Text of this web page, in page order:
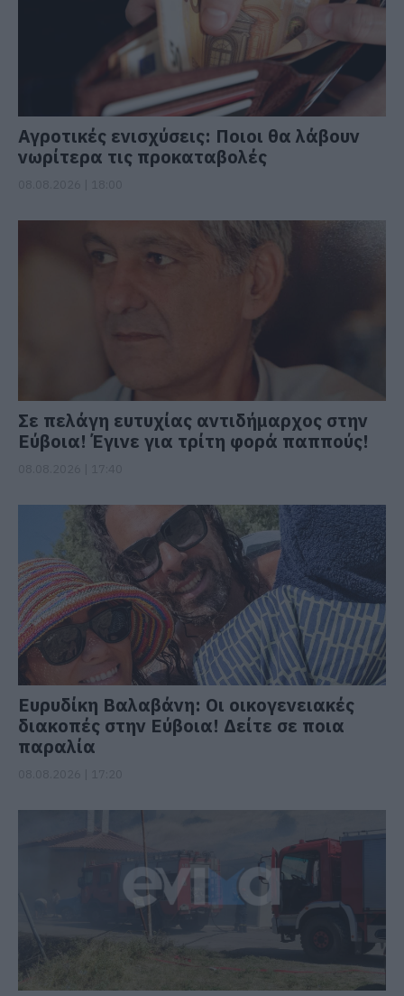
Αγροτικές ενισχύσεις: Ποιοι θα λάβουν
νωρίτερα τις προκαταβολές
Σε πελάγη ευτυχίας αντιδήμαρχος στην
Εύβοια! Έγινε για τρίτη φορά παππούς!
Ευρυδίκη Βαλαβάνη: Οι οικογενειακές
διακοπές στην Εύβοια! Δείτε σε ποια
παραλία